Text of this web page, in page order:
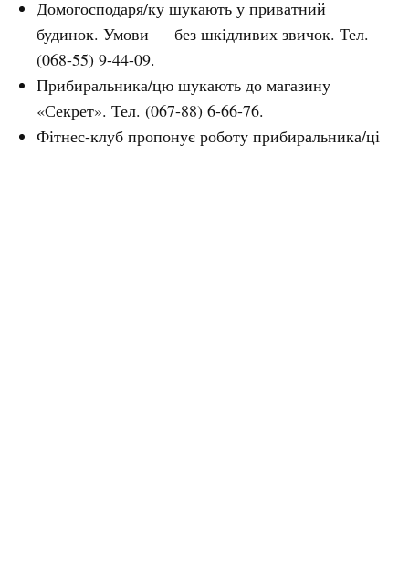
Домогосподаря/ку шукають у приватний
будинок. Умови — без шкідливих звичок. Тел.
(068-55) 9-44-09.
Прибиральника/цю шукають до магазину
«Секрет». Тел. (067-88) 6-66-76.
Фітнес-клуб пропонує роботу прибиральника/ці